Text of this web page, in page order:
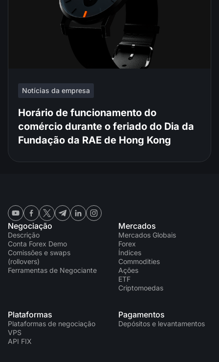
Notícias da empresa
Horário de funcionamento do
comércio durante o feriado do Dia da
Fundação da RAE de Hong Kong
Negociação
Descrição
Conta Forex Demo
Comissões e swaps
(rollovers)
Ferramentas de Negociante
Mercados
Mercados Globais
Forex
Índices
Commodities
Ações
ETF
Criptomoedas
Plataformas
Plataformas de negociação
VPS
API FIX
Pagamentos
Depósitos e levantamentos